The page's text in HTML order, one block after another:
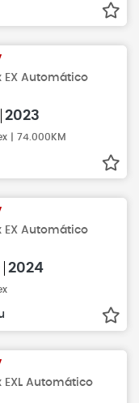
EX Automático
2023
| 74.000KM
EX Automático
2024
EXL Automático